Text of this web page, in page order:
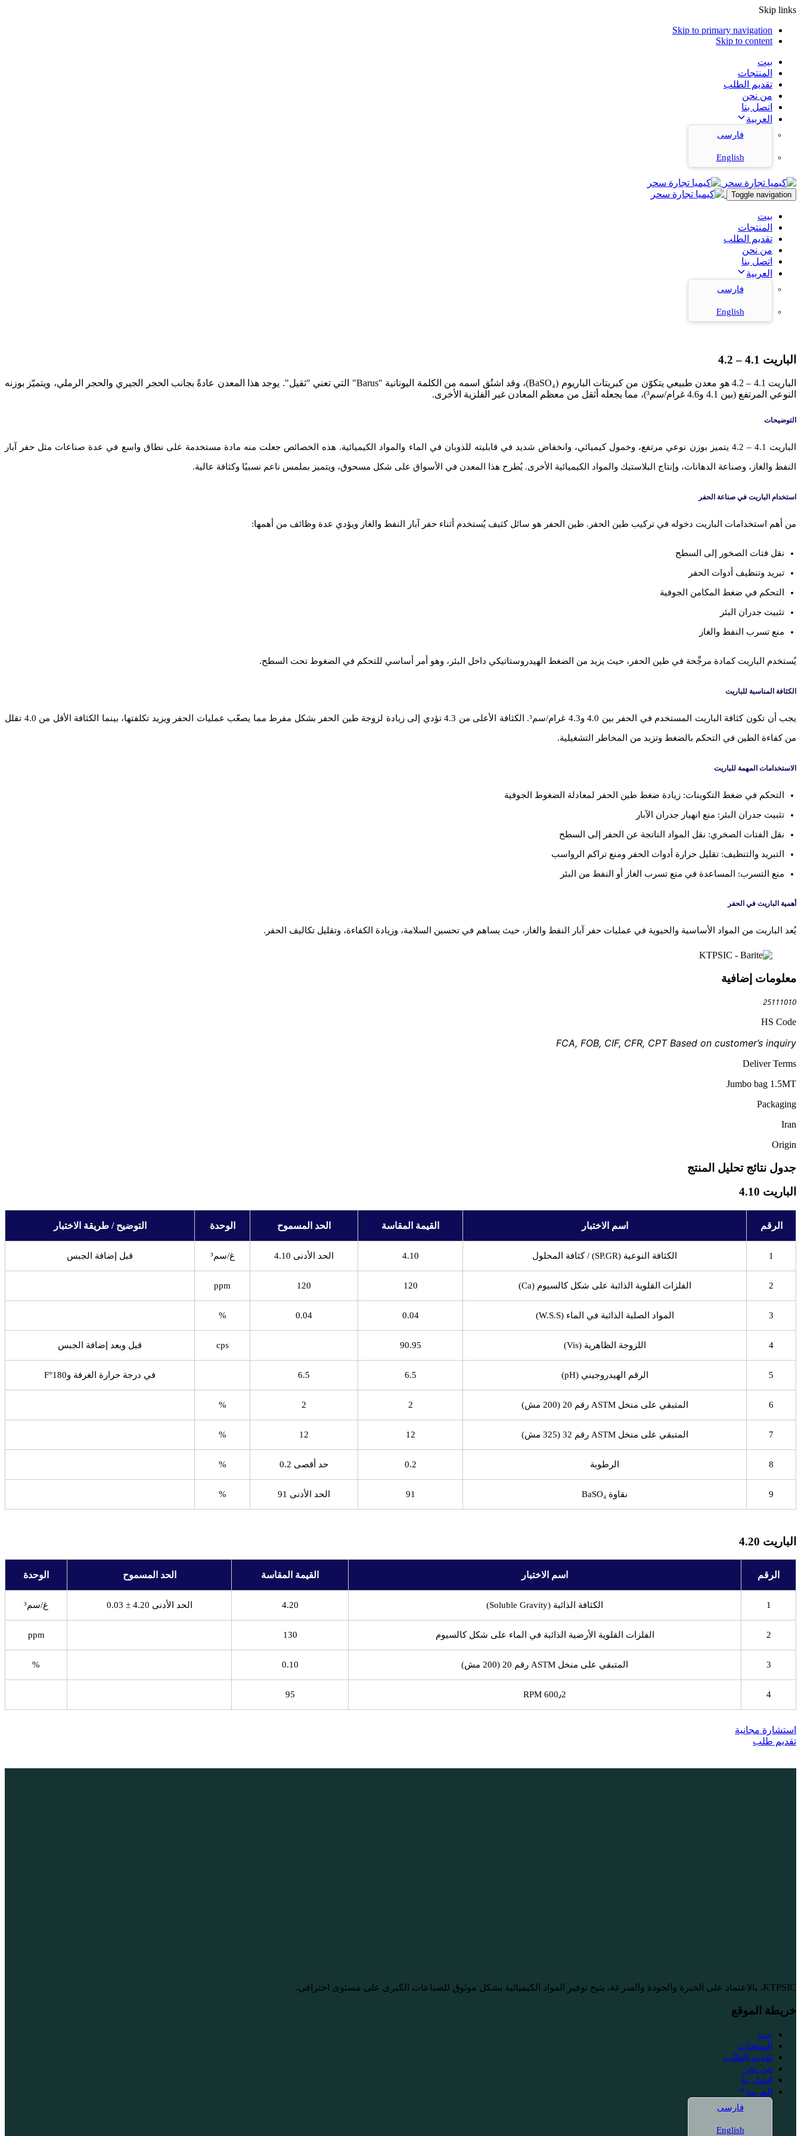
Skip links
Skip to primary navigation
Skip to content
بيت
المنتجات
تقديم الطلب
من نحن
اتصل بنا
العربية
فارسی
English
Toggle navigation
بيت
المنتجات
تقديم الطلب
من نحن
اتصل بنا
العربية
فارسی
English
الباريت 4.1 – 4.2
الباريت 4.1 – 4.2 هو معدن طبيعي يتكوّن من كبريتات الباريوم (BaSO₄)، وقد اشتُق اسمه من الكلمة اليونانية "Barus" التي تعني "ثقيل". يوجد هذا المعدن عادةً بجانب الحجر الجيري والحجر الرملي، ويتميّز بوزنه
النوعي المرتفع (بين 4.1 و4.6 غرام/سم³)، مما يجعله أثقل من معظم المعادن غير الفلزية الأخرى.
التوضيحات
الباريت 4.1 – 4.2 يتميز بوزن نوعي مرتفع، وخمول كيميائي، وانخفاض شديد في قابليته للذوبان في الماء والمواد الكيميائية. هذه الخصائص جعلت منه مادة مستخدمة على نطاق واسع في عدة صناعات مثل حفر آبار
النفط والغاز، وصناعة الدهانات، وإنتاج البلاستيك والمواد الكيميائية الأخرى. يُطرح هذا المعدن في الأسواق على شكل مسحوق، ويتميز بملمس ناعم نسبيًا وكثافة عالية.
استخدام الباريت في صناعة الحفر
من أهم استخدامات الباريت دخوله في تركيب طين الحفر. طين الحفر هو سائل كثيف يُستخدم أثناء حفر آبار النفط والغاز ويؤدي عدة وظائف من أهمها:
نقل فتات الصخور إلى السطح
تبريد وتنظيف أدوات الحفر
التحكم في ضغط المكامن الجوفية
تثبيت جدران البئر
منع تسرب النفط والغاز
يُستخدم الباريت كمادة مرجِّحة في طين الحفر، حيث يزيد من الضغط الهيدروستاتيكي داخل البئر، وهو أمر أساسي للتحكم في الضغوط تحت السطح.
الكثافة المناسبة للباريت
يجب أن تكون كثافة الباريت المستخدم في الحفر بين 4.0 و4.3 غرام/سم³. الكثافة الأعلى من 4.3 تؤدي إلى زيادة لزوجة طين الحفر بشكل مفرط مما يصعّب عمليات الحفر ويزيد تكلفتها، بينما الكثافة الأقل من 4.0 تقلل
من كفاءة الطين في التحكم بالضغط وتزيد من المخاطر التشغيلية.
الاستخدامات المهمة للباريت
التحكم في ضغط التكوينات: زيادة ضغط طين الحفر لمعادلة الضغوط الجوفية
تثبيت جدران البئر: منع انهيار جدران الآبار
نقل الفتات الصخري: نقل المواد الناتجة عن الحفر إلى السطح
التبريد والتنظيف: تقليل حرارة أدوات الحفر ومنع تراكم الرواسب
منع التسرب: المساعدة في منع تسرب الغاز أو النفط من البئر
أهمية الباريت في الحفر
يُعد الباريت من المواد الأساسية والحيوية في عمليات حفر آبار النفط والغاز، حيث يساهم في تحسين السلامة، وزيادة الكفاءة، وتقليل تكاليف الحفر.
معلومات إضافية
25111010
HS Code
FCA, FOB, CIF, CFR, CPT Based on customer’s inquiry
Deliver Terms
Jumbo bag 1.5MT
Packaging
Iran
Origin
جدول نتائج تحليل المنتج
الباريت 4.10
الرقم اسم الاختبار القيمة المقاسة الحد المسموح الوحدة التوضيح / طريقة الاختبار
1 الكثافة النوعية (SP.GR) / كثافة المحلول 4.10 الحد الأدنى 4.10 غ/سم³ قبل إضافة الجبس
2 الفلزات القلوية الذائبة على شكل كالسيوم (Ca) 120
120
ppm
3 المواد الصلبة الذائبة في الماء (W.S.S) 0.04
0.04
%
4 اللزوجة الظاهرية (Vis) 90.95
cps قبل وبعد إضافة الجبس
5 الرقم الهيدروجيني (pH) 6.5
6.5 في درجة حرارة الغرفة و180°F
6 المتبقي على منخل ASTM رقم 20 (200 مش) 2
2
%
7 المتبقي على منخل ASTM رقم 32 (325 مش) 12
12
%
8 الرطوبة 0.2 حد أقصى 0.2 %
9 نقاوة BaSO₄ 91 الحد الأدنى 91 %
الباريت 4.20
الرقم اسم الاختبار القيمة المقاسة الحد المسموح الوحدة
1 الكثافة الذائبة (Soluble Gravity) 4.20 الحد الأدنى 4.20 ± 0.03 غ/سم³
2 الفلزات القلوية الأرضية الذائبة في الماء على شكل كالسيوم 130
ppm
3 المتبقي على منخل ASTM رقم 20 (200 مش) 0.10
%
4 RPM 600٫2 95
استشارة مجانية
تقديم طلب
KTPSIC، بالاعتماد على الخبرة والجودة والسرعة، يتيح توفير المواد الكيميائية بشكل موثوق للصناعات الكبرى على مستوى احترافي.
خريطة الموقع
بيت
المنتجات
تقديم الطلب
من نحن
اتصل بنا
العربية
فارسی
English